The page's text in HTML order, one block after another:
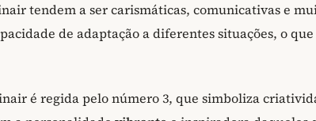
tendem a ser carismáticas, comunicativas e
de adaptação a diferentes situações, o
é regida pelo número 3, que simboliza